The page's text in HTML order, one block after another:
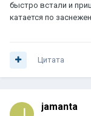
быстро встали и
катается по
Цитата
jamanta